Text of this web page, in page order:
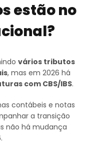
estão no
vários tributos
, mas em 2026 há
com CBS/IBS.
contábeis e notas
a transição
não há mudança